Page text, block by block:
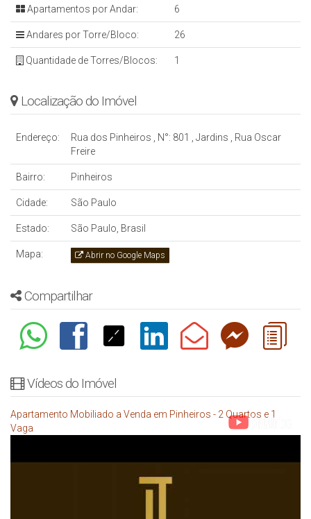
Apartamentos por Andar: 6
Andares por Torre/Bloco: 26
Quantidade de Torres/Blocos: 1
Localização do Imóvel
Endereço: Rua dos Pinheiros , N°: 801 , Jardins , Rua Oscar
Freire
Bairro: Pinheiros
Cidade: São Paulo
Estado: São Paulo, Brasil
Mapa: Abrir no Google Maps
Compartilhar
Vídeos do Imóvel
Apartamento Mobiliado a Venda em Pinheiros - 2 Quartos e 1
Vaga